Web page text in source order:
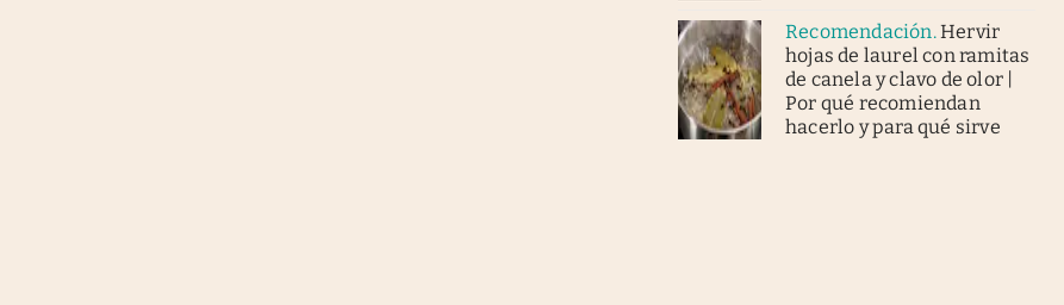
Recomendación.Hervir
hojas de laurel con ramitas
de canela y clavo de olor |
Por qué recomiendan
hacerlo y para qué sirve